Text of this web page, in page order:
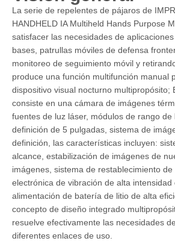
La serie de repelentes de pájaros de
HANDHELD IA Multiheld Hands Purpose
satisfacer las necesidades de
bases, patrullas móviles de defensa
monitoreo de seguimiento móvil y
produce una función multifunción manual
dispositivo visual nocturno multipropósito;
consiste en una cámara de imágenes
fuentes de luz láser, módulos de rango de
definición de 5 pulgadas, sistema de
definición, las características incluyen:
alcance, estabilización de imágenes de
imágenes, sistema de restablecimiento de
electrónica de vibración de alta
alimentación de batería de litio de alta
concepto de diseño integrado
resuelve efectivamente las necesidades
diferentes enlaces de uso.